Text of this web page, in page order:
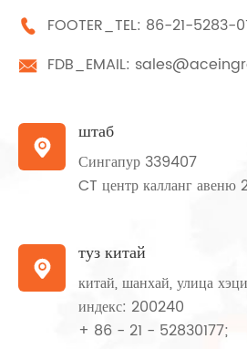
 FOOTER_TEL: 86-21-5283-
 FDB_EMAIL:

штаб
Сингапур 339407
CT центр калланг авеню

туз китай
китай, шанхай, улица
индекс: 200240
+ 86 - 21 - 52830177;